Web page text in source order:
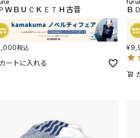
ＷＢＵＣＫＥＴＨ古音
税込
カートに入れる
Ｂ
¥